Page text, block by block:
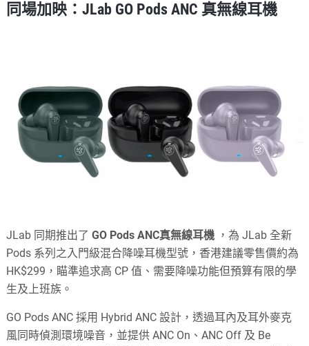
同場加映：JLab GO Pods ANC 真無線耳機
JLab 同期推出了GO Pods ANC真無線耳機 ，為 JLab 全新
Pods 系列之入門級混合降噪耳機型號，香港建議零售價約為
HK$299，瞄準追求高 CP 值、需要降噪功能但預算有限的學
生及上班族。​
GO Pods ANC 採用 Hybrid ANC 設計，透過耳內及耳外麥克
風同時偵測環境噪音，並提供 ANC On、ANC Off 及 Be